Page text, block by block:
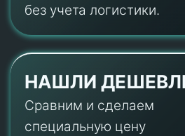
без учета логистики.
НАШЛИ
Сравним и сделаем
специальную цену